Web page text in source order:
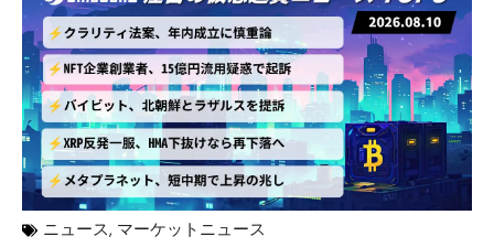
ニュース, マーケットニュース